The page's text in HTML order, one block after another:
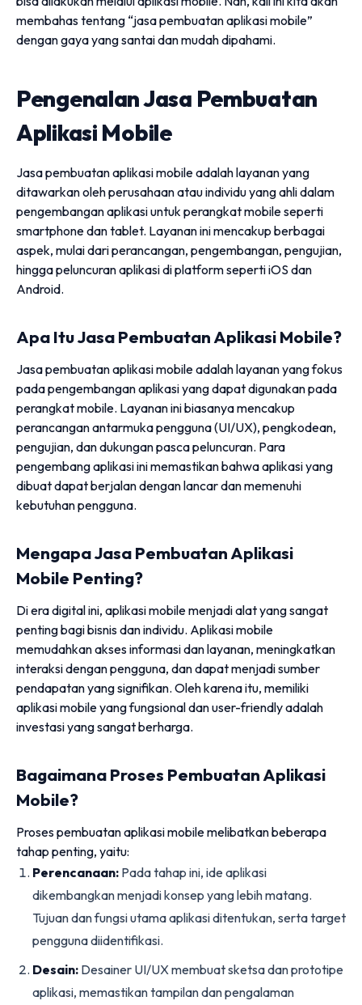
membahas tentang “jasa pembuatan aplikasi mobile”
dengan gaya yang santai dan mudah dipahami.
Pengenalan Jasa Pembuatan
Aplikasi Mobile
Jasa pembuatan aplikasi mobile adalah layanan yang
ditawarkan oleh perusahaan atau individu yang ahli dalam
pengembangan aplikasi untuk perangkat mobile seperti
smartphone dan tablet. Layanan ini mencakup berbagai
aspek, mulai dari perancangan, pengembangan, pengujian,
hingga peluncuran aplikasi di platform seperti iOS dan
Android.
Apa Itu Jasa Pembuatan Aplikasi Mobile?
Jasa pembuatan aplikasi mobile adalah layanan yang fokus
pada pengembangan aplikasi yang dapat digunakan pada
perangkat mobile. Layanan ini biasanya mencakup
perancangan antarmuka pengguna (UI/UX), pengkodean,
pengujian, dan dukungan pasca peluncuran. Para
pengembang aplikasi ini memastikan bahwa aplikasi yang
dibuat dapat berjalan dengan lancar dan memenuhi
kebutuhan pengguna.
Mengapa Jasa Pembuatan Aplikasi
Mobile Penting?
Di era digital ini, aplikasi mobile menjadi alat yang sangat
penting bagi bisnis dan individu. Aplikasi mobile
memudahkan akses informasi dan layanan, meningkatkan
interaksi dengan pengguna, dan dapat menjadi sumber
pendapatan yang signifikan. Oleh karena itu, memiliki
aplikasi mobile yang fungsional dan user-friendly adalah
investasi yang sangat berharga.
Bagaimana Proses Pembuatan Aplikasi
Mobile?
Proses pembuatan aplikasi mobile melibatkan beberapa
tahap penting, yaitu:
Perencanaan: Pada tahap ini, ide aplikasi
dikembangkan menjadi konsep yang lebih matang.
Tujuan dan fungsi utama aplikasi ditentukan, serta target
pengguna diidentifikasi.
Desain: Desainer UI/UX membuat sketsa dan prototipe
aplikasi, memastikan tampilan dan pengalaman